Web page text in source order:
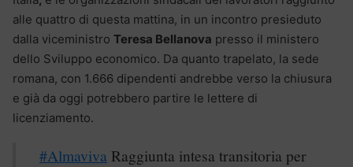
alle quattro di questa mattina, in un incontro presieduto
dalla viceministro Teresa Bellanova presso il ministero
dello Sviluppo economico. Da quanto trapelato, la sede
romana, con 1.666 dipendenti andrebbe verso la chiusura
e già da oggi potrebbero partire le lettere di
licenziamento.
#Almaviva Raggiunta intesa transitoria per